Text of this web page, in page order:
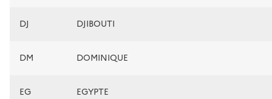
DJ DJIBOUTI
DM DOMINIQUE
EG EGYPTE